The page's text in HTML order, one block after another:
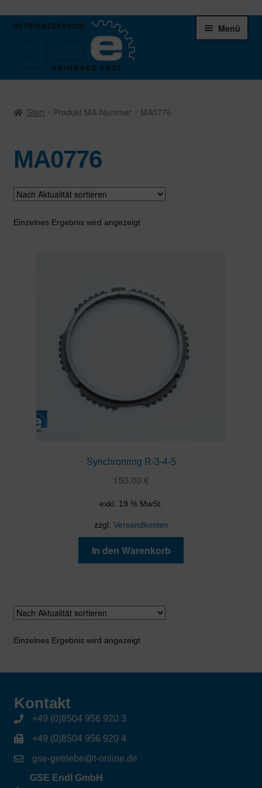
Zur
Zum
Menü
Schaltgetriebe
Verteilergetriebe
Warenkorb
Start Produkt MA-Nummer MA0776
MA0776
Einzelnes Ergebnis wird angezeigt
Synchronring R-3-4-5
150,00 €
exkl. 19 % MwSt.
zzgl. Versandkosten
In den Warenkorb
Einzelnes Ergebnis wird angezeigt
Kontakt
+49 (0)8504 956 920 3
+49 (0)8504 956 920 4
gse-getriebe@t-online.de
GSE Endl GmbH